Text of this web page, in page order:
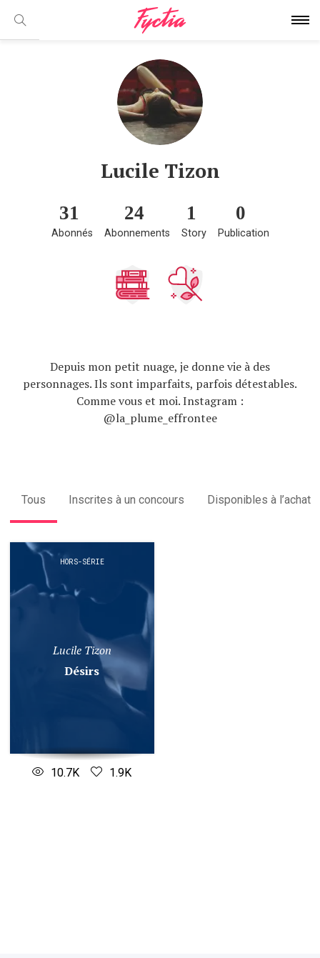
Lucile Tizon
31
Abonnés
24
Abonnements
1
Story
0
Publication
Depuis mon petit nuage, je donne vie à des
personnages. Ils sont imparfaits, parfois détestables.
Comme vous et moi. Instagram :
@la_plume_effrontee
Tous Inscrites à un concours Disponibles à l’achat
HORS-SÉRIE
Lucile Tizon
Désirs
10.7K 1.9K